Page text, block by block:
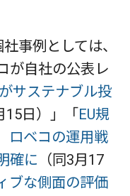
事例としては、
が自社の公表レ
サステナブル投
15日）」「EU規
ロベコの運用戦
確に （同3月17
ブな側面の評価